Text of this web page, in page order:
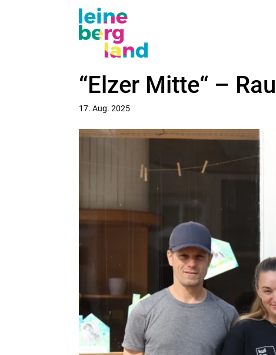
“Elzer Mitte“ –
17. Aug. 2025